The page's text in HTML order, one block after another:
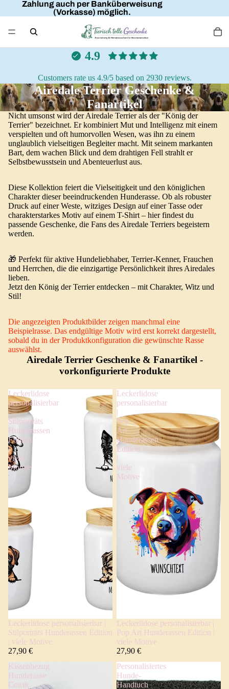
Zahlung auch per Banküberweisung
(Vorkasse) möglich.
4.9
Customers rate us 4.9/5 based on 2930 reviews.
Airedale Terrier Geschenke &
Fanartikel
Nicht umsonst wird der Airedale Terrier als der "König der
Terrier" bezeichnet. Er kombiniert Mut und Intelligenz mit einem
verspielten und oft humorvollen Wesen, was ihn zu einem
unglaublich vielseitigen Begleiter macht. Mit seinem markanten
Bart, dem wachen Blick und dem drahtigen Fell strahlt er
Selbstbewusstsein und Abenteuerlust aus.
Diese Kollektion feiert die Vielseitigkeit und den königlichen
Charakter dieser beeindruckenden Hunderasse. Ob als robuster
Druck auf einer Weste, witziges Design auf einer Tasse oder
charakterstarkes Motiv auf einem T-Shirt – hier findest du
passende Geschenke, die Fans des Airedale Terriers begeistern
werden.
🎁 Perfekt für aktive Hundeliebhaber, Terrier-Kenner, Frauchen
und Herrchen, die die einzigartige Persönlichkeit ihres Airedales
lieben.
Jetzt den König der Terrier entdecken – mit Charakter, Witz und
Stil!
Die angezeigten Produktbilder zeigen manchmal eine
Beispielrasse. Das endgültige Motiv wird erst korrekt dargestellt,
sobald du in der Produktkonfiguration die gewünschte Rasse
auswählst.
Airedale Terrier Geschenke & Fanartikel -
vorkonfigurierte Produkte
Leckerlidose
personalisierbar
|
Stilporträts
Hunderassen
Edition
|
viele
Motive
Leckerlidose personalisierbar |
Stilporträts Hunderassen Edition
| viele Motive
27,90 €
Leckerlidose
personalisierbar
|
Pop
Art
Hunderassen
Edition
|
viele
Motive
Leckerlidose personalisierbar |
Pop Art Hunderassen Edition |
viele Motive
27,90 €
Kissenbezug
Hunderasse
Comic
Personalisiertes
Hunde-
Handtuch